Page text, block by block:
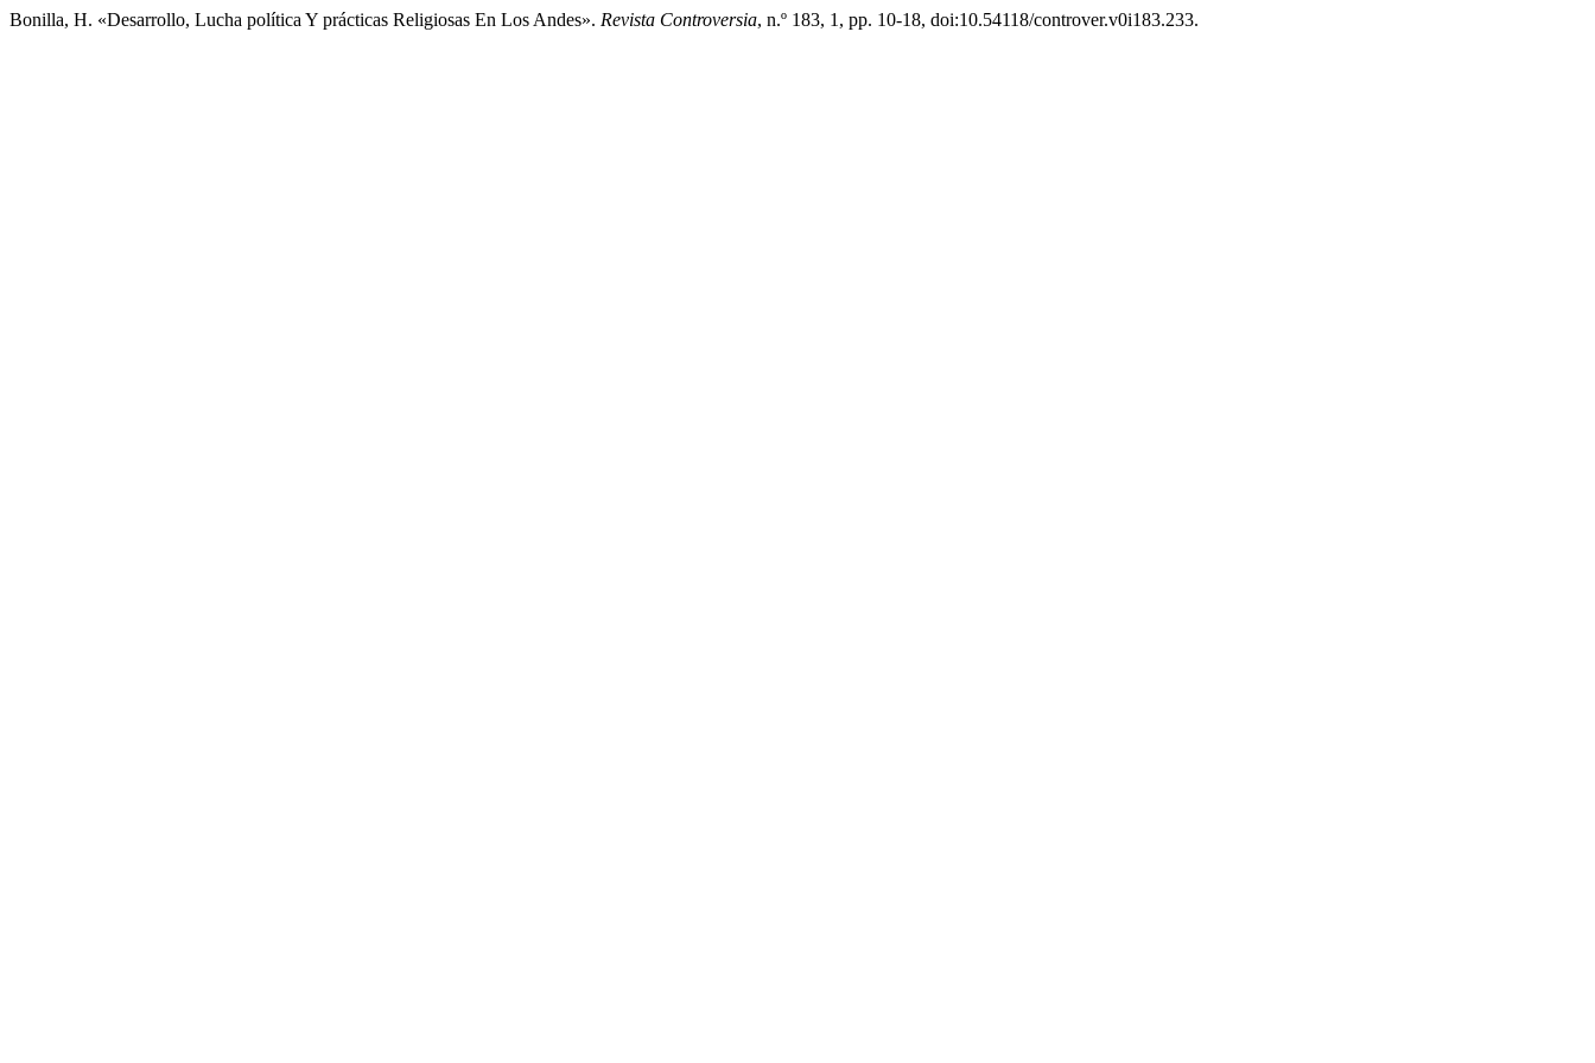
Bonilla, H. «Desarrollo, Lucha política Y prácticas Religiosas En Los Andes». Revista Controversia, n.º 183, 1, pp. 10-18, doi:10.54118/controver.v0i183.233.